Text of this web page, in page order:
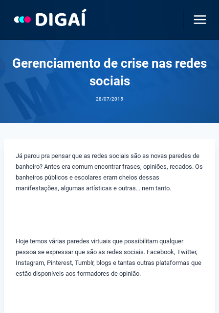
Gerenciamento de crise nas redes
sociais
28/07/2015
Já parou pra pensar que as redes sociais são as novas paredes de
banheiro? Antes era comum encontrar frases, opiniões, recados. Os
banheiros públicos e escolares eram cheios dessas
manifestações, algumas artísticas e outras… nem tanto.
Hoje temos várias paredes virtuais que possibilitam qualquer
pessoa se expressar que são as redes sociais. Facebook, Twitter,
Instagram, Pinterest, Tumblr, blogs e tantas outras plataformas que
estão disponíveis aos formadores de opinião.